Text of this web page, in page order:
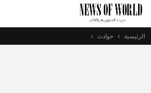
الرئيسية حوادث